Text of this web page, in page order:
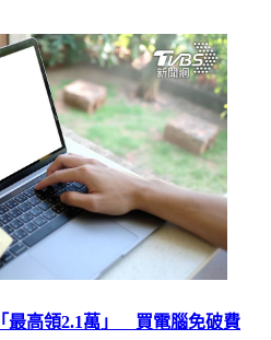
最高領2.1萬」 買電腦免破費